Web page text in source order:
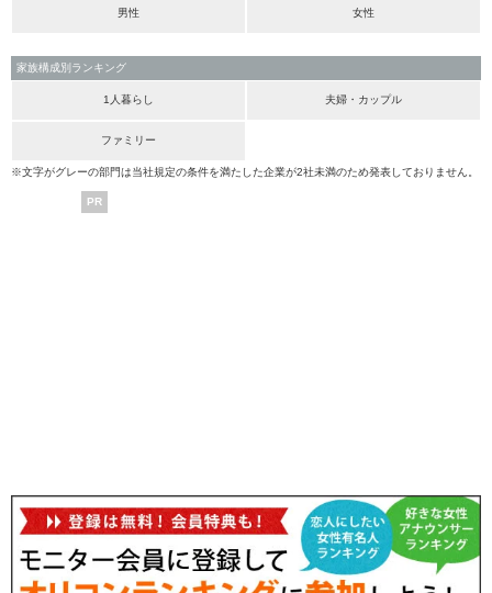
男性 女性
家族構成別ランキング
1人暮らし 夫婦・カップル
ファミリー
※文字がグレーの部門は当社規定の条件を満たした企業が2社未満のため発表しておりません。
PR